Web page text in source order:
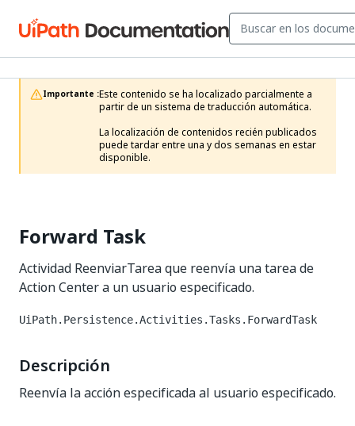
Importante :Este contenido se ha localizado parcialmente a
partir de un sistema de traducción automática.
La localización de contenidos recién publicados
puede tardar entre una y dos semanas en estar
disponible.
Forward Task
Actividad ReenviarTarea que reenvía una tarea de
Action Center a un usuario especificado.
UiPath.Persistence.Activities.Tasks.ForwardTask
Descripción
Reenvía la acción especificada al usuario especificado.